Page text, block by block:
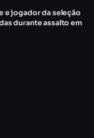
e jogador da seleção
durante assalto em